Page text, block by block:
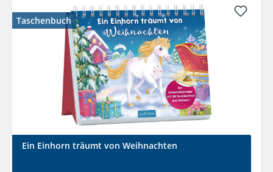
Taschenbuch
Ein Einhorn träumt von Weihnachten